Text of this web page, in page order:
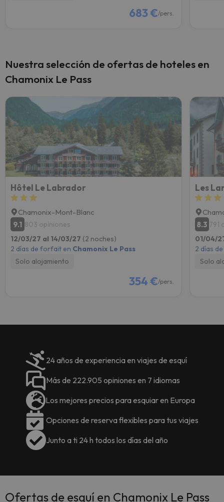
683 €/pers.
Nuestra selección de ofertas de hoteles en
Chamonix Le Pass
Hôtel Le Labrador
Chamonix-Mont-Blanc
9.1 803 opiniones
12/03/27 al 14/03/27 (2 noches)
2 días de forfait en Chamonix Le Pass
Solo alojamiento
354 €/pers.
Les
8.3 791
01/04/
2 días
Solo
24 años de experiencia en viajes de esquí
Más de 222.905 opiniones en 7 idiomas
Los mejores precios para esquiar en Europa
Opciones de reserva flexibles para tus viajes
Junto a ti 24 h todos los días del año
Ofertas de esquí en Chamonix Le Pass